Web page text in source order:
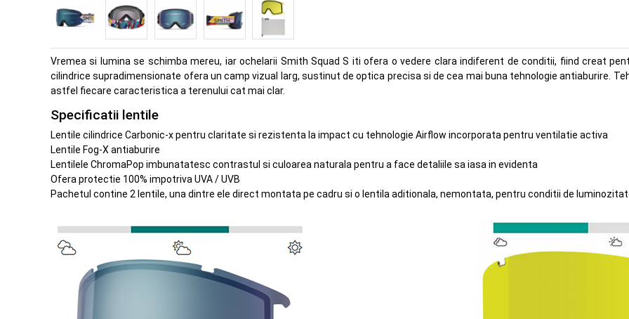
Vremea si lumina se schimba mereu, iar ochelarii Smith Squad S iti ofera o vedere clara indiferent de conditii, fiind creat
cilindrice supradimensionate ofera un camp vizual larg, sustinut de optica precisa si de cea mai buna tehnologie antiaburire.
astfel fiecare caracteristica a terenului cat mai clar.
Specificatii lentile
Lentile cilindrice Carbonic-x pentru claritate si rezistenta la impact cu tehnologie Airflow incorporata pentru ventilatie activa
Lentile Fog-X antiaburire
Lentilele ChromaPop imbunatatesc contrastul si culoarea naturala pentru a face detaliile sa iasa in evidenta
Ofera protectie 100% impotriva UVA / UVB
Pachetul contine 2 lentile, una dintre ele direct montata pe cadru si o lentila aditionala, nemontata, pentru conditii de